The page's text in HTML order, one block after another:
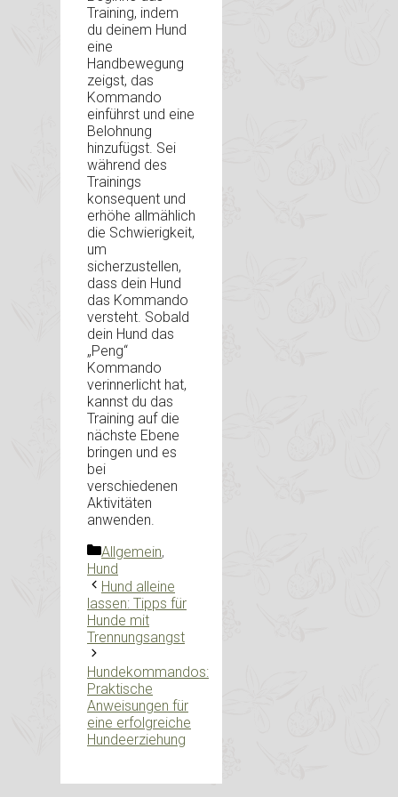
Training, indem
du deinem Hund
eine
Handbewegung
zeigst, das
Kommando
einführst und eine
Belohnung
hinzufügst. Sei
während des
Trainings
konsequent und
erhöhe allmählich
die Schwierigkeit,
um
sicherzustellen,
dass dein Hund
das Kommando
versteht. Sobald
dein Hund das
„Peng“
Kommando
verinnerlicht hat,
kannst du das
Training auf die
nächste Ebene
bringen und es
bei
verschiedenen
Aktivitäten
anwenden.
Kategorien
Allgemein,
Hund
Hund alleine
lassen: Tipps für
Hunde mit
Trennungsangst
Hundekommandos:
Praktische
Anweisungen für
eine erfolgreiche
Hundeerziehung